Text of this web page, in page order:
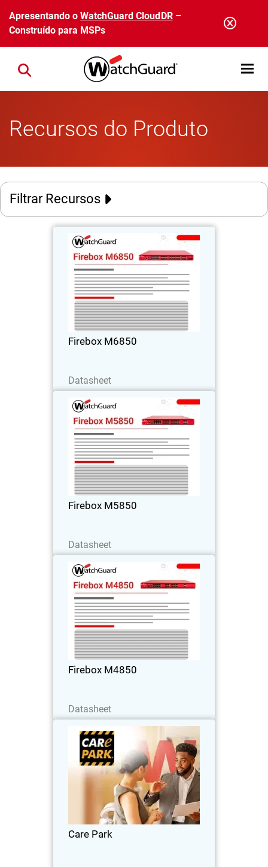
Pular para o conteúdo principal
Apresentando oWatchGuard CloudDR–
Construído para MSPs
Open
Close search
Recursos do Produto
Filtrar Recursos
Firebox M6850
Datasheet
Firebox M6850
Obtenha o máximo desempenho
possível para a borda do data center e
redes de alta densidade com
conectividade integrada de 25G, 50G e
Firebox M5850
Datasheet
Firebox M5850
Garanta desempenho sob tráfego
criptografado intenso com
conectividade de alta velocidade
integrada – ideal para ambientes
campus e infraestrutura central.
Firebox M4850
Datasheet
Firebox M4850
Desfrute de alto desempenho em
rackmount com UTM robusto, VPN e
inspeção HTTPS – ideal para clientes
que superam firewalls de médio porte.
Care Park
A Care Park reduziu custos em 35%,
melhorou a integração de segurança e
ampliou a cobertura em toda a rede,
endpoints e servidores.